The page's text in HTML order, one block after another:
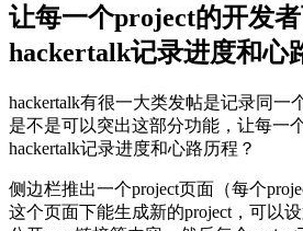
让每一个project的开发
hackertalk记录进度和心
hackertalk有很一大类发帖是记录同一
是不是可以突出这部分功能，让每一
hackertalk记录进度和心路历程？
侧边栏推出一个project页面（每个
这个页面下能生成新的project，可以